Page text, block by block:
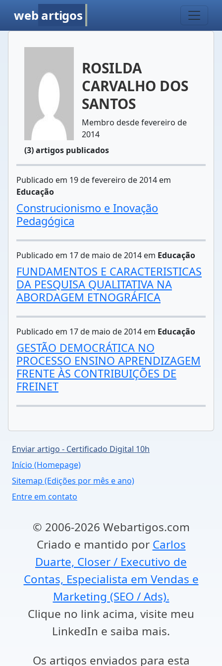
web artigos
ROSILDA
CARVALHO DOS
SANTOS
Membro desde fevereiro de
2014
(3) artigos publicados
Publicado em 19 de fevereiro de 2014 em
Educação
Construcionismo e Inovação
Pedagógica
Publicado em 17 de maio de 2014 em Educação
FUNDAMENTOS E CARACTERISTICAS
DA PESQUISA QUALITATIVA NA
ABORDAGEM ETNOGRÁFICA
Publicado em 17 de maio de 2014 em Educação
GESTÃO DEMOCRÁTICA NO
PROCESSO ENSINO APRENDIZAGEM
FRENTE ÀS CONTRIBUIÇÕES DE
FREINET
Enviar artigo - Certificado Digital 10h
Início (Homepage)
Sitemap (Edições por mês e ano)
Entre em contato
© 2006-2026 Webartigos.com
Criado e mantido por Carlos
Duarte, Closer / Executivo de
Contas, Especialista em Vendas e
Marketing (SEO / Ads).
Clique no link acima, visite meu
LinkedIn e saiba mais.
Os artigos enviados para esta